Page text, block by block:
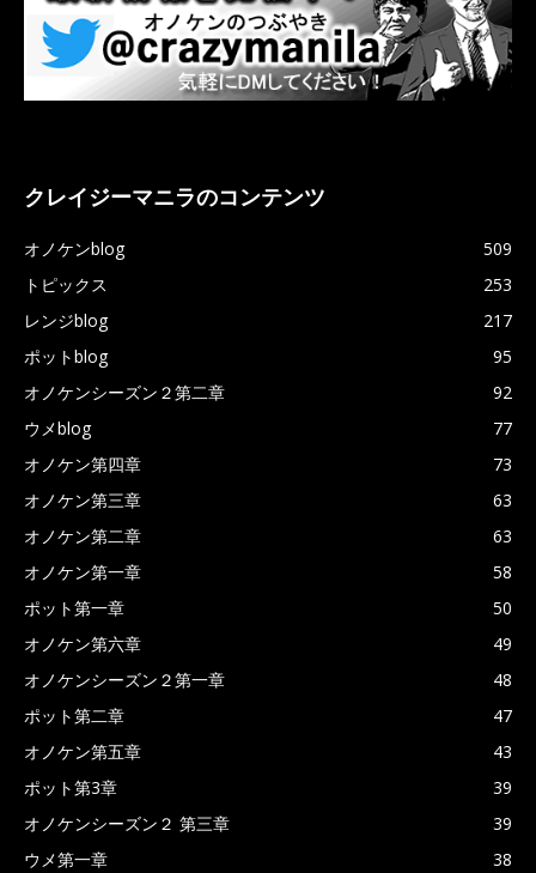
クレイジーマニラのコンテンツ
オノケンblog
509
トピックス
253
レンジblog
217
ポットblog
95
オノケンシーズン２第二章
92
ウメblog
77
オノケン第四章
73
オノケン第三章
63
オノケン第二章
63
オノケン第一章
58
ポット第一章
50
オノケン第六章
49
オノケンシーズン２第一章
48
ポット第二章
47
オノケン第五章
43
ポット第3章
39
オノケンシーズン２ 第三章
39
ウメ第一章
38